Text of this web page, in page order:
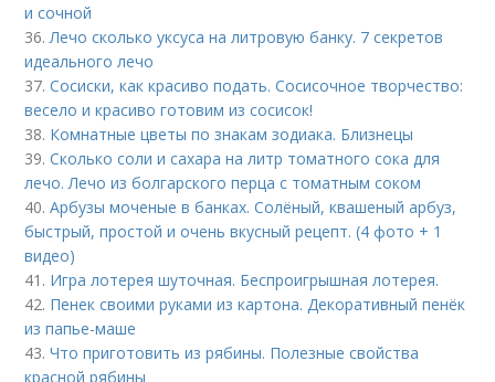
и сочной
36. Лечо сколько уксуса на литровую банку. 7 секретов
идеального лечо
37.Сосиски, как красиво подать. Сосисочное творчество:
весело и красиво готовим из сосисок!
38. Комнатные цветы по знакам зодиака. Близнецы
39.Сколько соли и сахара на литр томатного сока для
лечо. Лечо из болгарского перца с томатным соком
40.Арбузы моченые в банках. Солёный, квашеный арбуз,
быстрый, простой и очень вкусный рецепт. (4 фото + 1
видео)
41. Игра лотерея шуточная. Беспроигрышная лотерея.
42. Пенек своими руками из картона. Декоративный пенёк
из папье-маше
43.Что приготовить из рябины. Полезные свойства
красной рябины